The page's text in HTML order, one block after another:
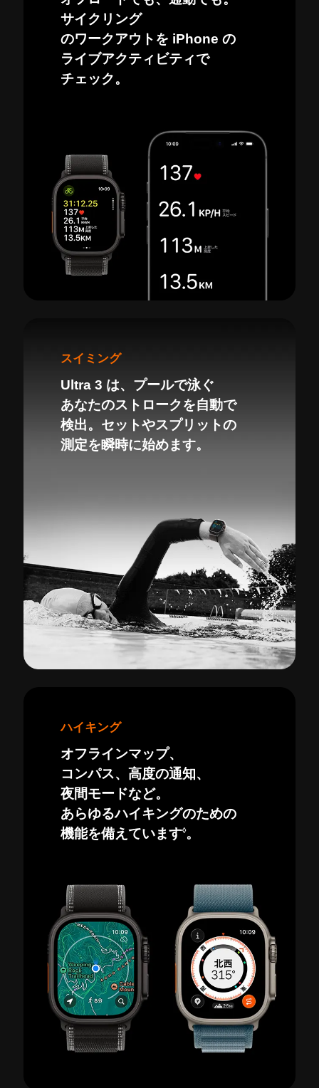
サイクリング
のワークアウトを iPhone の
ライブアクティビティで
チェック。
スイミング
Ultra 3 は、プールで泳ぐ
あなたのストロークを自動で
検出。セットやスプリットの
測定を瞬時に始めます。
ハイキング
オフラインマップ、
コンパス、高度の通知、
夜間モードなど。
あらゆるハイキングのための
機能を備えています◊。